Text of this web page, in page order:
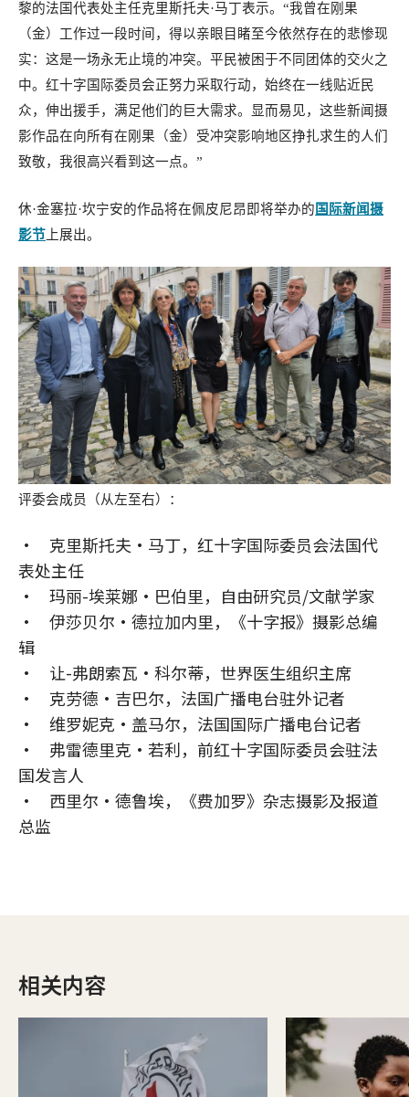
黎的法国代表处主任克里斯托夫·马丁表示。“我曾在刚果
（金）工作过一段时间，得以亲眼目睹至今依然存在的悲惨现
实：这是一场永无止境的冲突。平民被困于不同团体的交火之
中。红十字国际委员会正努力采取行动，始终在一线贴近民
众，伸出援手，满足他们的巨大需求。显而易见，这些新闻摄
影作品在向所有在刚果（金）受冲突影响地区挣扎求生的人们
致敬，我很高兴看到这一点。”
休·金塞拉·坎宁安的作品将在佩皮尼昂即将举办的 国际新闻摄
影节 上展出。
评委会成员（从左至右）：
• 克里斯托夫·马丁，红十字国际委员会法国代
表处主任
• 玛丽-埃莱娜·巴伯里，自由研究员/文献学家
• 伊莎贝尔·德拉加内里，《十字报》摄影总编
辑
• 让-弗朗索瓦·科尔蒂，世界医生组织主席
• 克劳德·吉巴尔，法国广播电台驻外记者
• 维罗妮克·盖马尔，法国国际广播电台记者
• 弗雷德里克·若利，前红十字国际委员会驻法
国发言人
• 西里尔·德鲁埃，《费加罗》杂志摄影及报道
总监
相关内容